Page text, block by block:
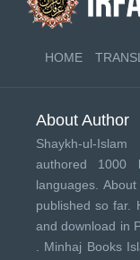
HOME
About Author
Shaykh-ul-
authored 1000
languages.
published so far.
and download in
Minhaj Books